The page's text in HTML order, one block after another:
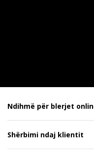
Ndihmë për blerjet
Shërbimi ndaj klientit